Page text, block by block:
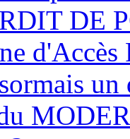
DE
un